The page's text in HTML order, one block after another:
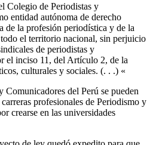
Colegio de Periodistas y
entidad autónoma de derecho
de la profesión periodística y de la
el territorio nacional, sin perjuicio
de periodistas y
el inciso 11, del Artículo 2, de la
culturales y sociales. (. . .) «
del Perú se pueden
profesionales de Periodismo y
crearse en las universidades